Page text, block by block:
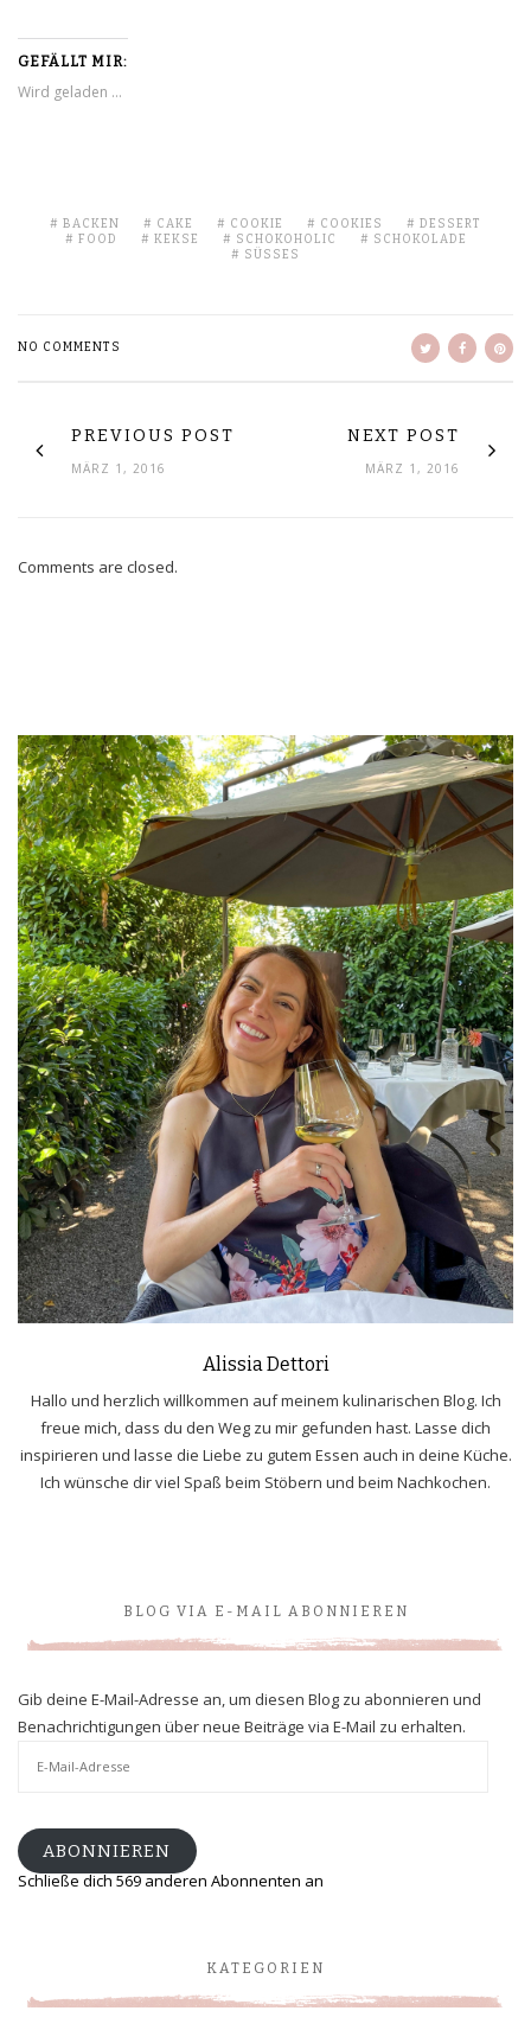
GEFÄLLT MIR:
Wird geladen …
BACKEN CAKE COOKIE COOKIES
DESSERT
FOOD
KEKSE SCHOKOHOLIC
SCHOKOLADE
SÜSSES
NO COMMENTS
PREVIOUS POST
MÄRZ 1, 2016
NEXT POST
MÄRZ 1, 2016
Comments are closed.
Alissia Dettori
Hallo und herzlich willkommen auf meinem kulinarischen Blog. Ich
freue mich, dass du den Weg zu mir gefunden hast. Lasse dich
inspirieren und lasse die Liebe zu gutem Essen auch in deine Küche.
Ich wünsche dir viel Spaß beim Stöbern und beim Nachkochen.
BLOG VIA E-MAIL ABONNIEREN
Gib deine E-Mail-Adresse an, um diesen Blog zu abonnieren und
Benachrichtigungen über neue Beiträge via E-Mail zu erhalten.
ABONNIEREN
Schließe dich 569 anderen Abonnenten an
KATEGORIEN